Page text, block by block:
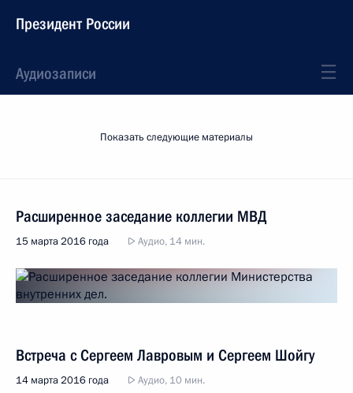
Президент России
Аудиозаписи
Показать следующие материалы
Расширенное заседание коллегии МВД
15 марта 2016 года Аудио, 14 мин.
Встреча с Сергеем Лавровым и Сергеем Шойгу
14 марта 2016 года Аудио, 10 мин.